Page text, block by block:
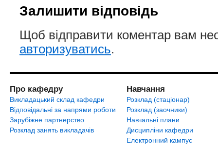
Залишити відповідь
Щоб відправити коментар вам
авторизуватись.
Про кафедру
Викладацький склад кафедри
Відповідальні за напрями роботи
Зарубіжне партнерство
Розклад занять викладачів
Навчання
Розклад (стаціонар)
Розклад (заочники)
Навчальні плани
Дисципліни кафедри
Електронний кампус